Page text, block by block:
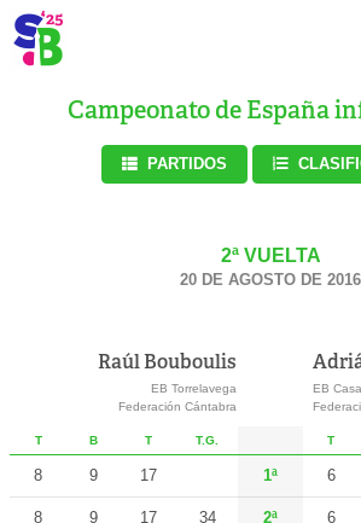
Campeonato de España
PARTIDOS
2ª VUELTA
20 DE AGOSTO DE 2016
Raúl Bouboulis
EB Torrelavega
Federación Cántabra
EB
T B T T.G. T
8 9 17 1ª 6
8 9 17 34 2ª 6